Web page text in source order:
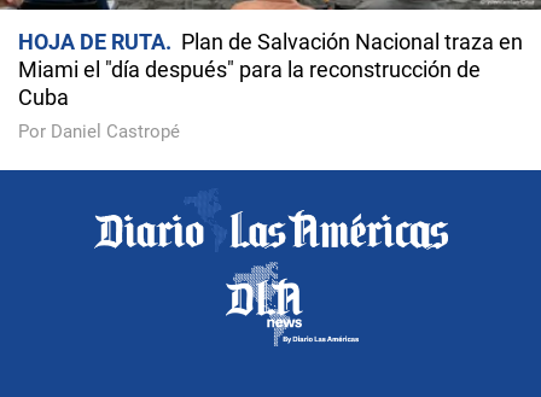
HOJA DE RUTA
Plan de Salvación Nacional traza en
Miami el "día después" para la reconstrucción de
Cuba
Por Daniel Castropé